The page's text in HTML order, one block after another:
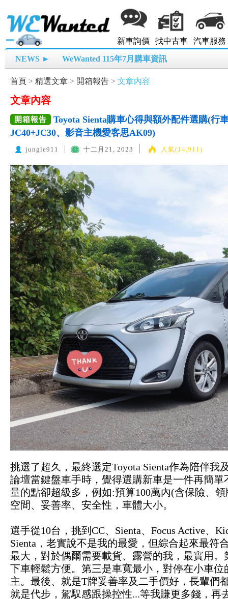
新車詢價 找中古車 汽車服務
NEWS ► WeWanted 115年7月購車資訊
首頁 > 精選文章 > 開箱報告 > 文章內容
文章內容
開箱報告
Toyota Sienta購車心得與額外配件選購(行
JC40+JC30、影音主機愛客思AK09)
jungle911 十二月21, 2023 人氣(14,911)
挑選了超久，最終選定Toyota Sienta作為陪伴我
論壇當鍵盤車手時，覺得選購新車是一件再簡
量的點卻超級多，例如:預算100萬內(含保險、
空間、妥善率、安全性，車體大小。
選手從10台，挑到CC、Sienta、Focus Active、
Sienta，老實說不是我的最愛，但綜合起來最符
最大，對於偶爾需要載貨、露營的我，最實用。
下車輕鬆方便。第三是車寬最小，對停在小車
主。最後、就是T牌妥善率及二手價好，長輩們
就是代步，駕馭感跟操控性...等我賺更多錢，再